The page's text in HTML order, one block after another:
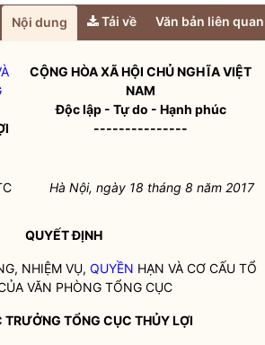
Nội dung Tải về Văn bản liên quan
CỘNG HÒA XÃ HỘI CHỦ NGHĨA VIỆT
NAM
Độc lập - Tự do - Hạnh phúc
---------------
Hà Nội, ngày 18 tháng 8 năm 2017
QUYẾT ĐỊNH
NHIỆM VỤ, QUYỀN HẠN VÀ CƠ CẤU TỔ
VĂN PHÒNG TỔNG CỤC
TRƯỞNG TỔNG CỤC THỦY LỢI